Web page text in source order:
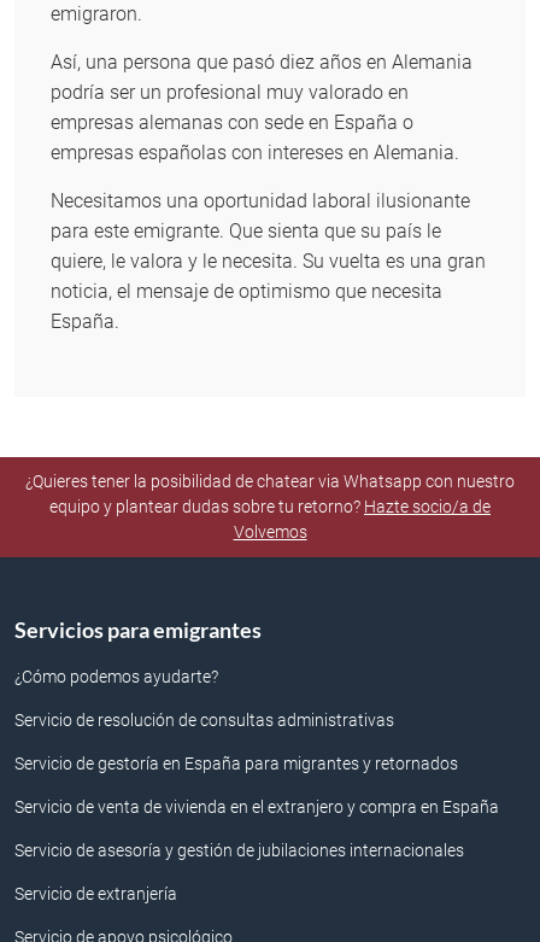
emigraron.
Así, una persona que pasó diez años en Alemania
podría ser un profesional muy valorado en
empresas alemanas con sede en España o
empresas españolas con intereses en Alemania.
Necesitamos una oportunidad laboral ilusionante
para este emigrante. Que sienta que su país le
quiere, le valora y le necesita. Su vuelta es una gran
noticia, el mensaje de optimismo que necesita
España.
¿Quieres tener la posibilidad de chatear via Whatsapp con nuestro
equipo y plantear dudas sobre tu retorno? Hazte socio/a de
Volvemos
Servicios para emigrantes
¿Cómo podemos ayudarte?
Servicio de resolución de consultas administrativas
Servicio de gestoría en España para migrantes y retornados
Servicio de venta de vivienda en el extranjero y compra en España
Servicio de asesoría y gestión de jubilaciones internacionales
Servicio de extranjería
Servicio de apoyo psicológico